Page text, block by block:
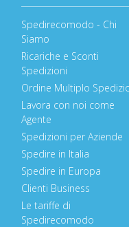
Spedirecomodo - Chi
Siamo
Ricariche e Sconti
Spedizioni
Ordine Multiplo
Lavora con noi come
Agente
Spedizioni per Aziende
Spedire in Italia
Spedire in Europa
Clienti Business
Le tariffe di
Spedirecomodo